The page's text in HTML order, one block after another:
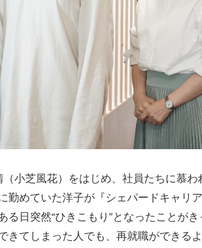
小芝風花）をはじめ、社員たちに慕わ
勤めていた洋子が『シェパードキャリ
る日突然“ひきこもり”となったことが
きてしまった人でも、再就職ができる